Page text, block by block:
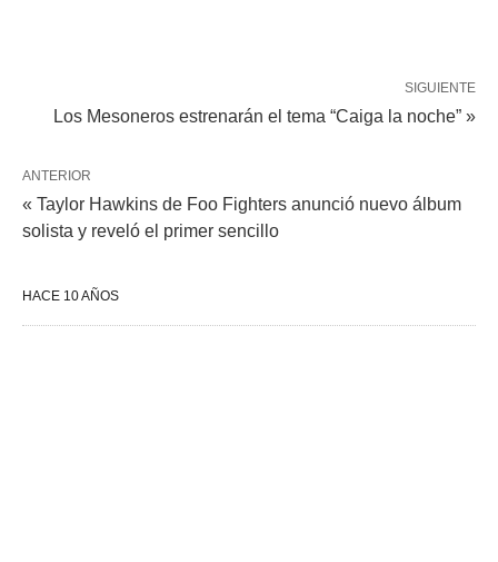
SIGUIENTE
Los Mesoneros estrenarán el tema “Caiga la noche” »
ANTERIOR
« Taylor Hawkins de Foo Fighters anunció nuevo álbum
solista y reveló el primer sencillo
HACE 10 AÑOS